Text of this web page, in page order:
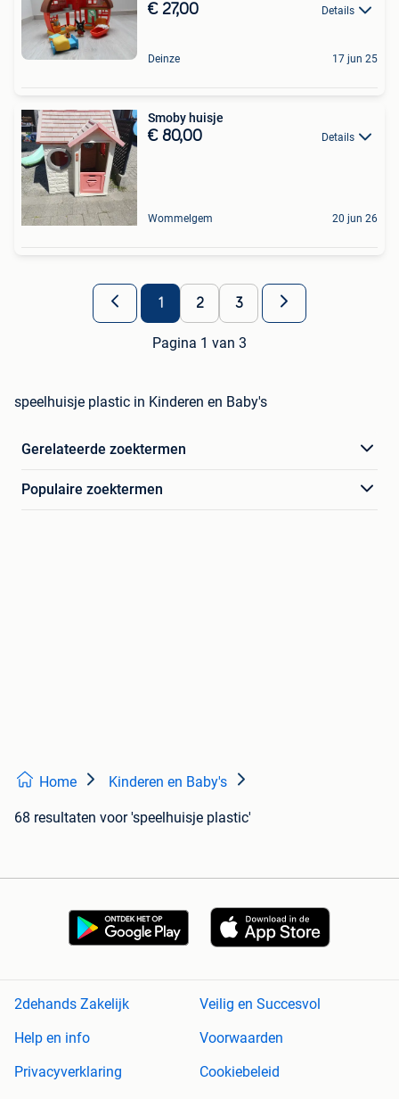
€ 27,00 Details
Deinze 17 jun 25
Smoby huisje
€ 80,00 Details
Wommelgem 20 jun 26
1 2 3
Pagina 1 van 3
speelhuisje plastic in Kinderen en Baby's
Gerelateerde zoektermen
Populaire zoektermen
Home Kinderen en Baby's
68 resultaten voor 'speelhuisje plastic'
2dehands Zakelijk
Veilig en Succesvol
Help en info
Voorwaarden
Privacyverklaring
Cookiebeleid